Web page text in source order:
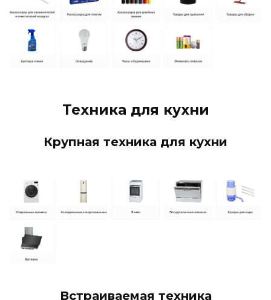
Техника для кухни
Крупная техника для кухни
Встраиваемая техника